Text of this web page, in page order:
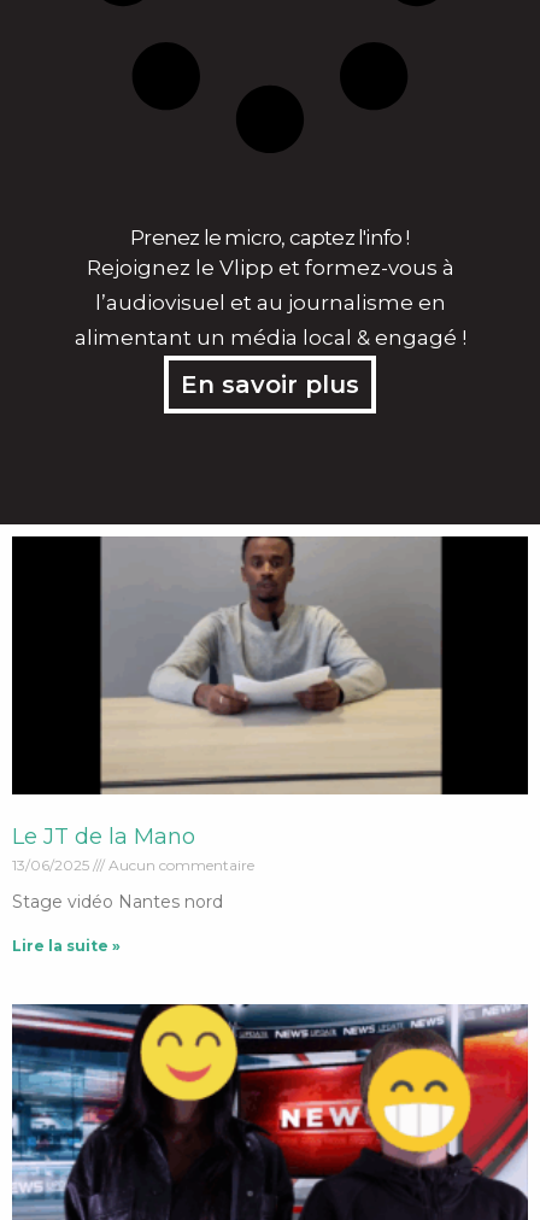
Prenez le micro, captez l'info !
Rejoignez le Vlipp et formez-vous à
l’audiovisuel et au journalisme en
alimentant un média local & engagé !
En savoir plus
Le JT de la Mano
13/06/2025 Aucun commentaire
Stage vidéo Nantes nord
Lire la suite »